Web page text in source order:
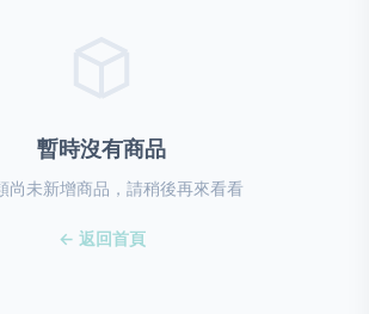
暫時沒有商品
尚未新增商品，請稍後再來看看
← 返回首頁